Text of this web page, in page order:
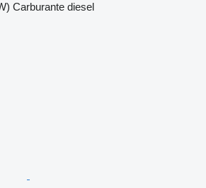
Carburante diesel